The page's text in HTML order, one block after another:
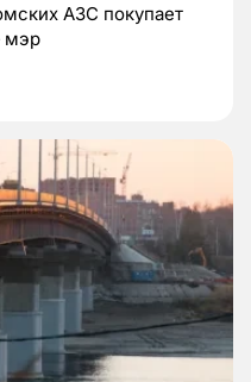
АЗС покупает
мэр